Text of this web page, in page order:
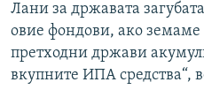
Лани за државата
овие фондови, ако
претходни држави
вкупните ИПА средства“,